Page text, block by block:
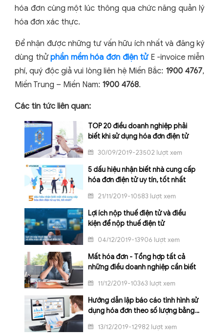
hóa đơn cùng một lúc thông qua chức năng quản lý
hóa đơn xác thực.
Để nhận được những tư vấn hữu ích nhất và đăng ký
dùng thửphần mềm hóa đơn điện tửE -invoice miễn
phí, quý độc giả vui lòng liên hệMiền Bắc: 1900 4767,
Miền Trung – Miền Nam: 1900 4768.
Các tin tức liên quan:
TOP 20 điều doanh nghiệp phải
biết khi sử dụng hóa đơn điện tử
30/09/2019-23502 lượt xem
5 dấu hiệu nhận biết nhà cung cấp
hóa đơn điện tử uy tín, tốt nhất
21/11/2019-10583 lượt xem
Lợi ích nộp thuế điện tử và điều
kiện để nộp thuế điện tử
04/12/2019-13906 lượt xem
Mất hóa đơn - Tổng hợp tất cả
những điều doanh nghiệp cần biết
11/12/2019-10363 lượt xem
Hướng dẫn lập báo cáo tình hình sử
dụng hóa đơn theo số lượng bằng
13/12/2019-12982 lượt xem